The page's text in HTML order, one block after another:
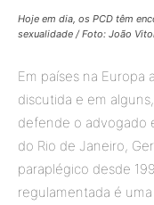
Hoje em dia, os PCD têm
sexualidade / Foto: João
Em países na
discutida e em
defende o advogado
do Rio de Janeiro,
paraplégico desde
regulamentada é